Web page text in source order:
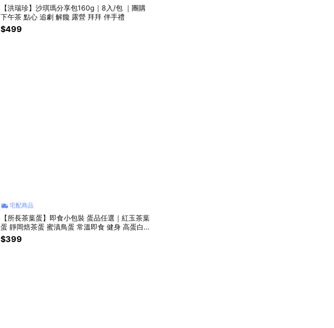
【洪瑞珍】沙琪瑪分享包160g｜8入/包 ｜團購
下午茶 點心 追劇 解饞 露營 拜拜 伴手禮
$499
宅配商品
【所長茶葉蛋】即食小包裝 蛋品任選｜紅玉茶葉
蛋 靜岡焙茶蛋 蜜漬鳥蛋 常溫即食 健身 高蛋白
點心 露營
$399